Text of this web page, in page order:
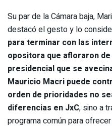
Su par de la Cámara baja,
destacó el gesto y lo
para terminar con las
opositora que afloraron
presidencial que se
Mauricio Macri puede
orden de prioridades no
diferencias en JxC, sino a
programa común para